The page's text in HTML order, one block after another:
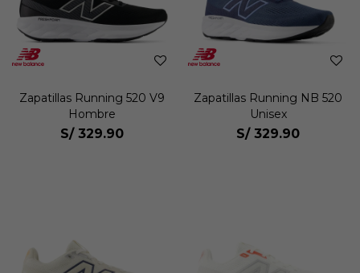
Zapatillas Running 520 V9
Hombre
S/ 329.90
Zapatillas Running NB 520
Unisex
S/ 329.90